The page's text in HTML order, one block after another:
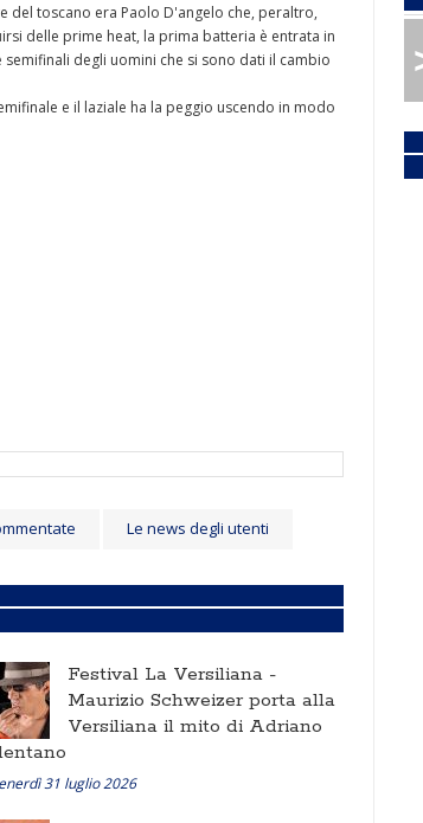
toscano era Paolo D'angelo che, peraltro,
delle prime heat, la prima batteria è entrata in
degli uomini che si sono dati il cambio
e il laziale ha la peggio uscendo in modo
Le news degli utenti
Festival La Versiliana -
Maurizio Schweizer porta alla
Versiliana il mito di Adriano
31 luglio 2026